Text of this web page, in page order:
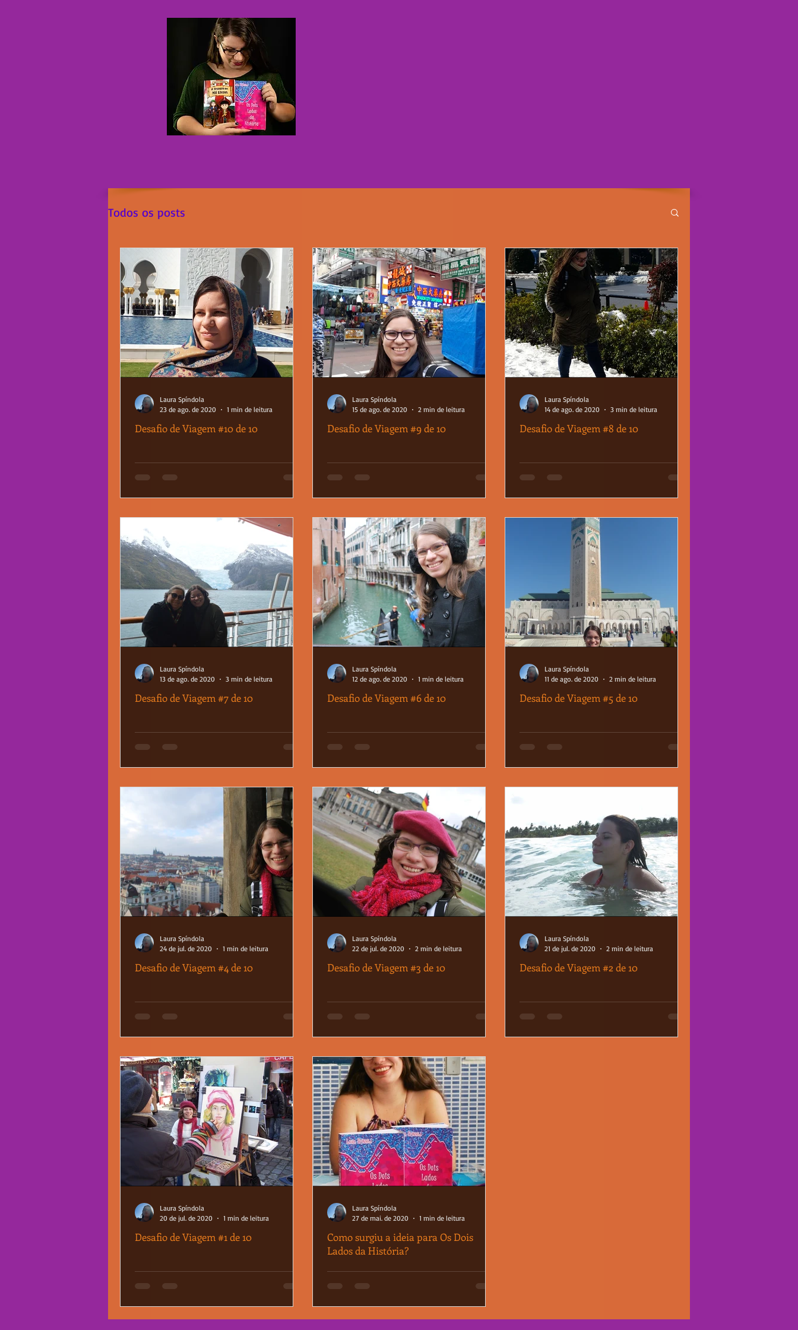
Todos os posts
Desafio de Viagem #10 de 10
Laura Spíndola
23 de ago. de 2020
1 min de leitura
Desafio de Viagem #9 de 10
Laura Spíndola
15 de ago. de 2020
2 min de leitura
Desafio de Viagem #8 de 10
Laura Spíndola
14 de ago. de 2020
3 min de leitura
Desafio de Viagem #7 de 10
Laura Spíndola
13 de ago. de 2020
3 min de leitura
Desafio de Viagem #6 de 10
Laura Spíndola
12 de ago. de 2020
1 min de leitura
Desafio de Viagem #5 de 10
Laura Spíndola
11 de ago. de 2020
2 min de leitura
Desafio de Viagem #4 de 10
Laura Spíndola
24 de jul. de 2020
1 min de leitura
Desafio de Viagem #3 de 10
Laura Spíndola
22 de jul. de 2020
2 min de leitura
Desafio de Viagem #2 de 10
Laura Spíndola
21 de jul. de 2020
2 min de leitura
Desafio de Viagem #1 de 10
Laura Spíndola
20 de jul. de 2020
1 min de leitura
Como surgiu a ideia para Os Dois
Lados da História?
Laura Spíndola
27 de mai. de 2020
1 min de leitura